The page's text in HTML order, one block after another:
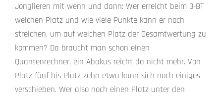
Jonglieren mit wenn und dann: Wer erreicht beim 3-BT
welchen Platz und wie viele Punkte kann er noch
streichen, um auf welchen Platz der Ge­samtwertung zu
kommen? Da braucht man schon einen
Quantenrechner, ein Abakus reicht da nicht mehr. Von
Platz fünf bis Platz zehn etwa kann sich noch einiges
verschieben. Wer also noch einen Platz unter den